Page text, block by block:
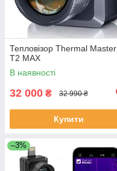
Тепловізор Thermal Master
T2 MAX
В наявності
32 000 ₴ 32 990 ₴
Купити
–3%